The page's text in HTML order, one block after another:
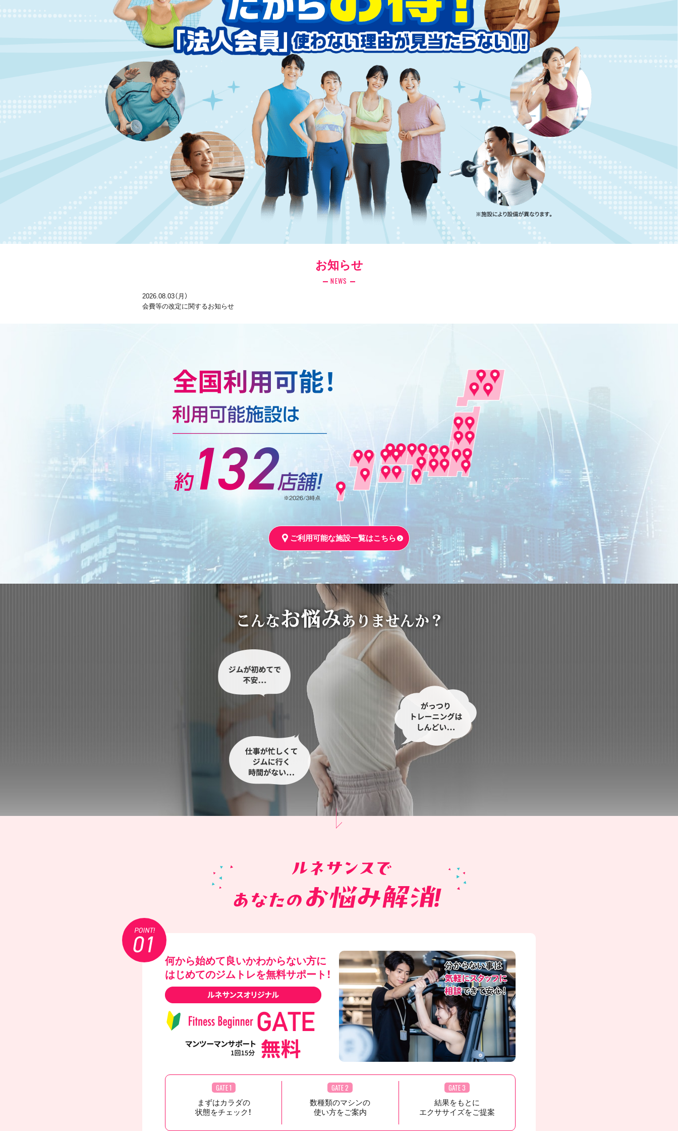
お知らせ
NEWS
2026.08.03（月）
会費等の改定に関するお知らせ
ご利用可能な施設一覧はこちら
何から始めて良いかわからない方に
はじめてのジムトレを無料サポート！
GATE 1
まずはカラダの
状態をチェック！
GATE 2
数種類のマシンの
使い方をご案内
GATE 3
結果をもとに
エクササイズをご提案